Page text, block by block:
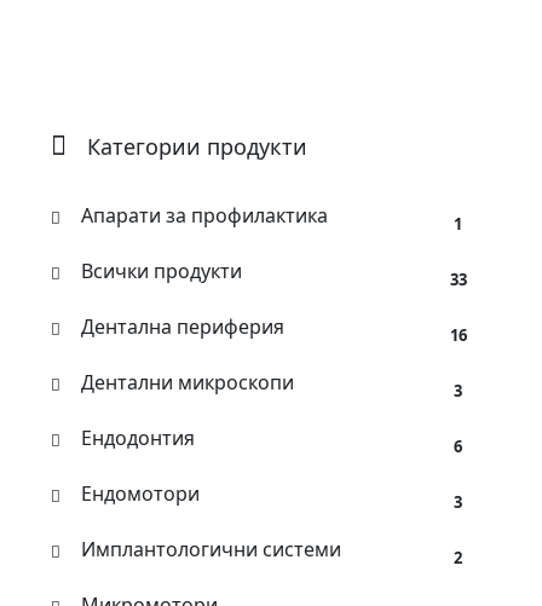
Категории продукти
Апарати за профилактика 1
Всички продукти 33
Дентална периферия 16
Дентални микроскопи 3
Ендодонтия 6
Ендомотори 3
Имплантологични системи 2